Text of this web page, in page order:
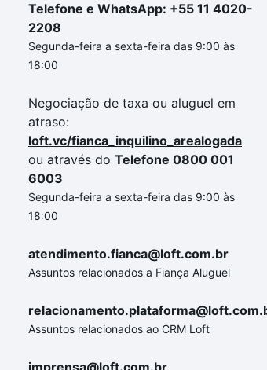
Telefone e WhatsApp: +55 11 4020-
2208
Segunda-feira a sexta-feira das 9:00 às
18:00
Negociação de taxa ou aluguel em
atraso:
loft.vc/fianca_inquilino_arealogada
ou através do Telefone 0800 001
6003
Segunda-feira a sexta-feira das 9:00 às
18:00
atendimento.fianca@loft.com.br
Assuntos relacionados a Fiança Aluguel
Assuntos relacionados ao CRM Loft
imprensa@loft.com.br